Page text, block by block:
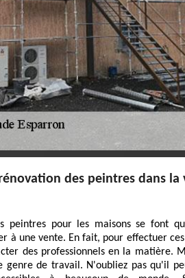
des peintres dans la
peintres pour les maisons se font
à une vente. En fait, pour effectuer
des professionnels en la matière.
genre de travail. N'oubliez pas qu'il